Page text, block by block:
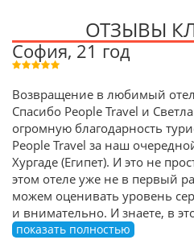
ОТЗЫВЫ
София, 21 год
Возвращение в любимый
Спасибо People Travel и
огромную благодарность
People Travel за наш
Хургаде (Египет). И это не
этом отеле уже не в первый
можем оценивать уровень
и внимательно. И знаете, в
показать полностью